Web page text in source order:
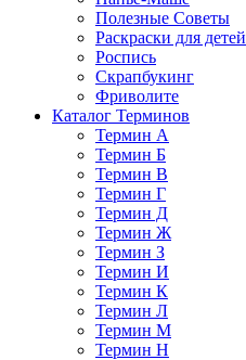
Полезные Советы
Раскраски для детей
Роспись
Скрапбукинг
Фриволите
Каталог Терминов
Термин А
Термин Б
Термин В
Термин Г
Термин Д
Термин Ж
Термин З
Термин И
Термин К
Термин Л
Термин М
Термин Н